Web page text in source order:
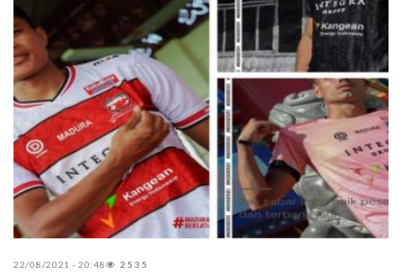
22/08/2021 - 20:48 2535